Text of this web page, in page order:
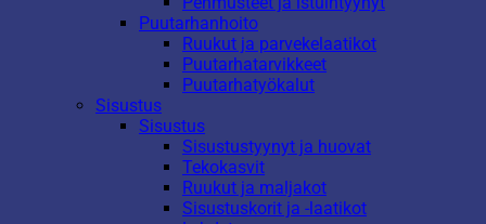
Puutarhanhoito
Ruukut ja parvekelaatikot
Puutarhatarvikkeet
Puutarhatyökalut
Sisustus
Sisustus
Sisustustyynyt ja huovat
Tekokasvit
Ruukut ja maljakot
Sisustuskorit ja -laatikot